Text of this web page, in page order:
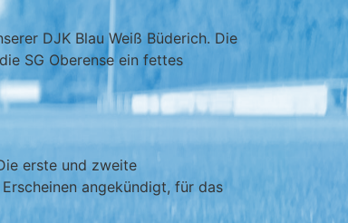
DJK Blau Weiß Büderich. Die
SG Oberense ein fettes
erste und zweite
angekündigt, für das